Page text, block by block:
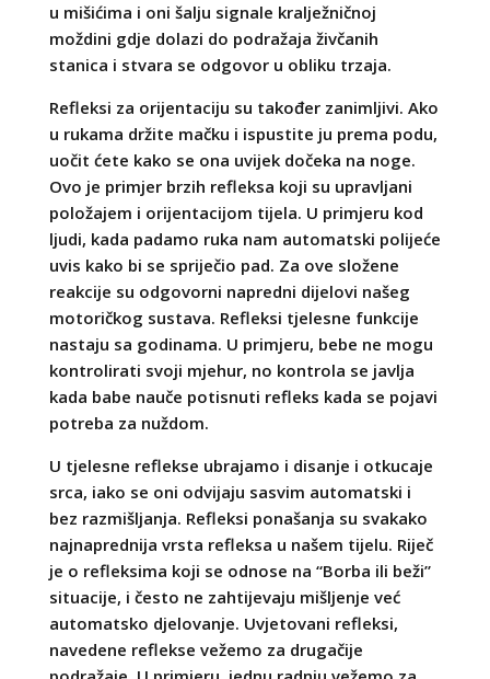
u mišićima i oni šalju signale kralježničnoj
moždini gdje dolazi do podražaja živčanih
stanica i stvara se odgovor u obliku trzaja.
Refleksi za orijentaciju su također zanimljivi. Ako
u rukama držite mačku i ispustite ju prema podu,
uočit ćete kako se ona uvijek dočeka na noge.
Ovo je primjer brzih refleksa koji su upravljani
položajem i orijentacijom tijela. U primjeru kod
ljudi, kada padamo ruka nam automatski polijeće
uvis kako bi se spriječio pad. Za ove složene
reakcije su odgovorni napredni dijelovi našeg
motoričkog sustava. Refleksi tjelesne funkcije
nastaju sa godinama. U primjeru, bebe ne mogu
kontrolirati svoji mjehur, no kontrola se javlja
kada babe nauče potisnuti refleks kada se pojavi
potreba za nuždom.
U tjelesne reflekse ubrajamo i disanje i otkucaje
srca, iako se oni odvijaju sasvim automatski i
bez razmišljanja. Refleksi ponašanja su svakako
najnaprednija vrsta refleksa u našem tijelu. Riječ
je o refleksima koji se odnose na “Borba ili beži”
situacije, i često ne zahtijevaju mišljenje već
automatsko djelovanje. Uvjetovani refleksi,
navedene reflekse vežemo za drugačije